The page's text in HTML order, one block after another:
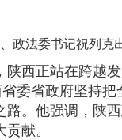
政法委书记祝列克
正站在跨越
委省政府坚持
。他强调，陕
献。